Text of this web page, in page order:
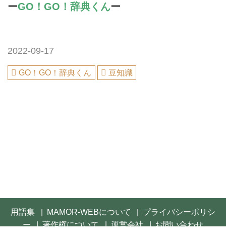
ーGO！GO！辞典くんー
2022-09-17
GO！GO！辞典くん 豆知識
用語集 MAMOR-WEBについて
プライバシーポリシ
ー
著作権について 運営会社
お問い合わせ